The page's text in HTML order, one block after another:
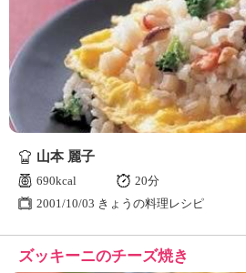
山本 麗子
690kcal
20分
2001/10/03 きょうの料理レシピ
ズッキーニのチーズ焼き